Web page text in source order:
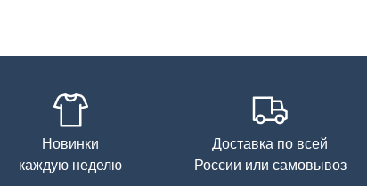
Новинки
каждую неделю
Доставка по всей
России или самовывоз